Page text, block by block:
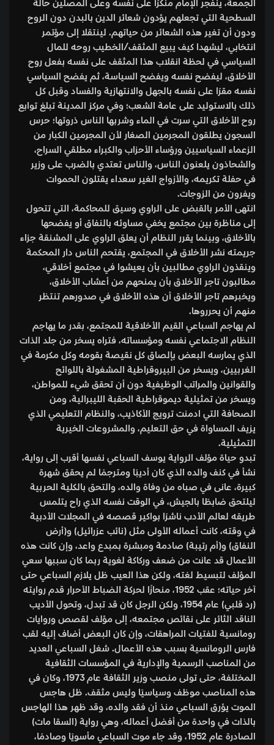
الجمعة، ينفجر الإمام منكرًا على نفسه وعلى المصلين حالة
السطحية التي تجعلهم يؤدون شعائر الدين بالبدن دون الروح
ودون أن تغير هذه الشعائر من حياتهم. لينتقلا إلى مؤتمر
انتخابي، ليشهدا كيف يبيع المثقف/الخطيب روحه للمال
السياسي في لحظة انقلاب هذا المثقف على نفسه بفعل روح
الأخلاق، ليفضح نفسه ويفضح السياسة، ثم يفضح السياسي
نفسه مقرًا على نفسه بالجهل والانتهازية والفساد وقبل كل
ذلك بالاستوليد على عامة الشعب؛ وفي مركز المدينة تبلغ توابع
روح الأخلاق التي سرت في الماء وشربها الناس ذروتها؛ حرس
السجون يطلقون المجرمين الصغار لأن المجرمين الكبار من
الزعماء السياسيين ورؤساء الأحزاب والكبراء مطلقي السراح،
والشحاذون يلعنون الناس، والناس تعتدي بالضرب على وزير
في حفلة تكريمه، والأزواج الغير سعداء يقتلون الحموات
ويفرون من الزوجات.
انتهى الأمر بالقبض على الراوي وسيق للمحاكمة، التي تتحول
إلى مناظرة بين مجتمع يخفي مساوئه بالنفاق أو يفضحها
بالأخلاق، وبينما يقرر النظام أن يعلق الراوي على المشنقة جزاء
جريمته نشر الأخلاق في المجتمع، يقتحم الناس دار المحكمة
وينقذون الراوي مطالبين بأن يعيشوا في مجتمع أخلاقي،
مطالبون تاجر الأخلاق بأن يمنحهم من أعشاب الأخلاق،
ويخبرهم تاجر الأخلاق أن هذه الأخلاق في صدورهم تنتظر
منهم أن يحرروها.
لم يهاجم السباعي القيم الأخلاقية للمجتمع، بقدر ما يهاجم
النظام الاجتماعي نفسه ومؤسساته، فتراه يسخر من جلد الذات
الذي يمارسه البعض بإلصاق كل نقيصة بقومه وكل مكرمة في
الغربيين، ويسخر من البيروقراطية المشغولة باللوائح
والقوانين والمراتب الوظيفية دون أن تحقق شيء للمواطن،
ويسخر من تمثيلية ديموقراطية الحقبة الليبرالية، ومن
الصحافة التي ادمنت ترويج الأكاذيب، والنظام التعليمي الذي
يزيف المساواة في حق التعليم، والمشروعات الخيرية
التمثيلية.
تبدو حياة مؤلف الرواية يوسف السباعي نفسها أقرب إلى رواية،
نشأ في كنف والده الذي كان أديبًا ومترجمًا لم يحقق شهرة
كبيرة، عانى في صباه من وفاة والده، والتحق بالكلية الحربية
ليلتحق ضابطًا بالجيش، في الوقت نفسه الذي راح يتلمس
طريقه لعالم الأدب ناشرًا بواكير قصصه في المجلات الأدبية
في وقته، كانت أعماله الأولى مثل (نائب عزرائيل) و(أرض
النفاق) و(أم رتيبة) صادمة ومبشرة بمبدع واعد، وإن كانت هذه
الأعمال قد عانت من ضعف وركاكة لغوية ربما كان سببها سعي
المؤلف لتبسيط لغته، ولكن هذا العيب ظل يلازم السباعي حتى
آخر حياته؛ عقب 1952، منحازًا لحركة الضباط الأحرار قدم روايته
(رد قلبي) عام 1954، ولكن الرجل كان قد تبدل، وتحول الأديب
الناقد الثائر على نقائص مجتمعه، إلى مؤلف لقصص وروايات
رومانسية للفتيات المراهقات، وإن كان البعض أضاف إليه لقب
فارس الرومانسية بسبب هذه الأعمال. شغل السباعي العديد
من المناصب الرسمية والإدارية في المؤسسات الثقافية
المختلفة، حتى تولى منصب وزير الثقافة عام 1973، وكان في
هذه المناصب موظف وسياسيًا وليس مثقف. ظل هاجس
الموت يؤرق السباعي منذ أن فقد والده، وقد ظهر هذا الهاجس
بالذات في واحدة من أفضل أعماله، وهي رواية (السقا مات)
الصادرة عام 1952، وقد جاء موت السباعي مأسويًا وصادمًا،